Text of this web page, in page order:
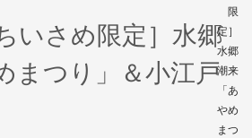
いさめ限定］水郷
まつり」＆小江戸
限
定］
水郷
潮来
「あ
やめ
まつ